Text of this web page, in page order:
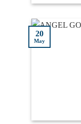
20
May